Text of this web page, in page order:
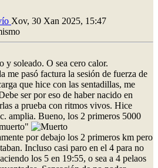
Xov, 30 Xan 2025, 15:47
y soleado. O sea cero calor.
me pasó factura la sesión de fuerza de
que hice con las sentadillas, me
ser por eso de haber nacido en
a prueba con ritmos vivos. Hice
amplia. Bueno, los 2 primeros 5000
por debajo los 2 primeros km pero
Incluso casi paro en el 4 para no
los 5 en 19:55, o sea a 4 pelaos